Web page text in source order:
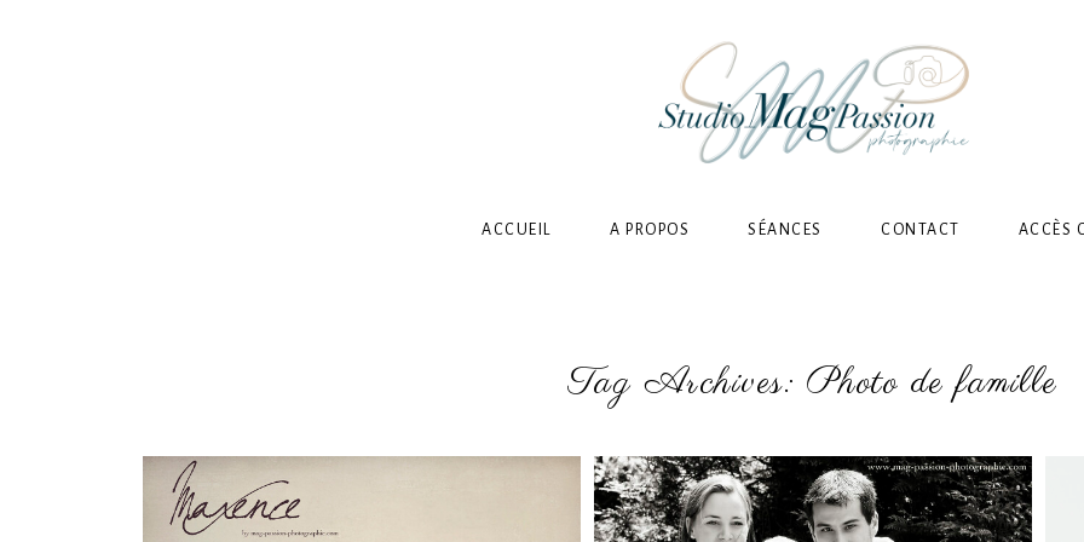
ACCUEIL A PROPOS SÉANCES CONTACT ACCÈS
Tag Archives: Photo de famille